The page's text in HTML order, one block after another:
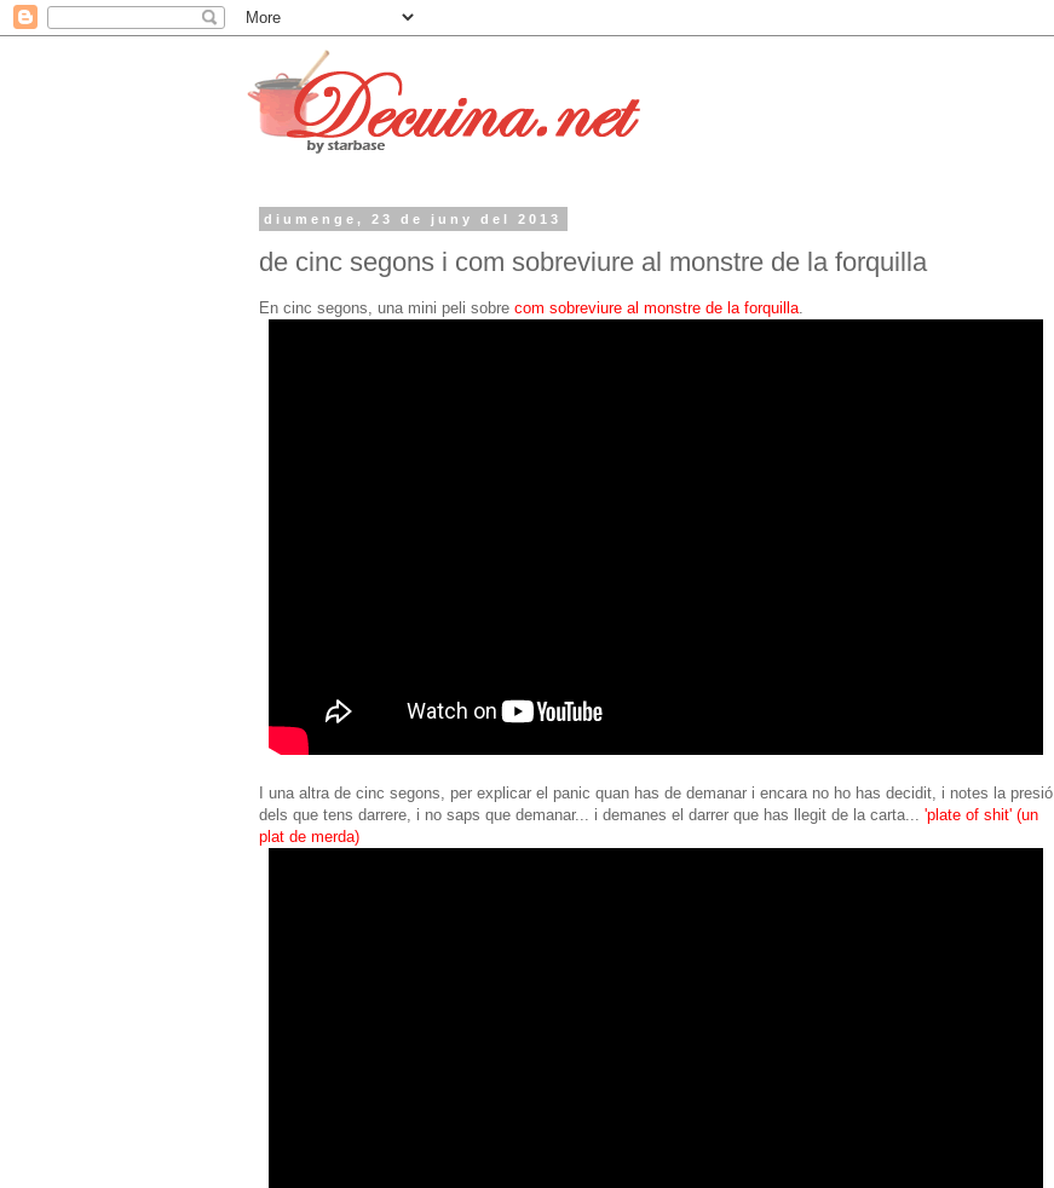
diumenge, 23 de juny del 2013
de cinc segons i com sobreviure al monstre de la forquilla
En cinc segons, una mini peli sobre com sobreviure al monstre de la forquilla
I una altra de cinc segons, per explicar el panic quan has de demanar i encara no ho has decidit, i notes la presió
dels que tens darrere, i no saps que demanar... i demanes el darrer que has llegit de la carta...
'plate of shit' (un
plat de merda)